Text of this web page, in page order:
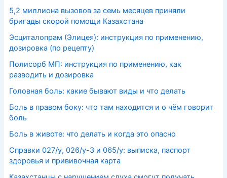
5,2 миллиона вызовов за семь месяцев приняли
бригады скорой помощи Казахстана
Эсциталопрам (Элицея): инструкция по применению,
дозировка (по рецепту)
Полисорб МП: инструкция по применению, как
разводить и дозировка
Головная боль: какие бывают виды и что делать
Боль в правом боку: что там находится и о чём говорит
боль
Боль в животе: что делать и когда это опасно
Справки 027/у, 026/у-3 и 065/у: выписка, паспорт
здоровья и прививочная карта